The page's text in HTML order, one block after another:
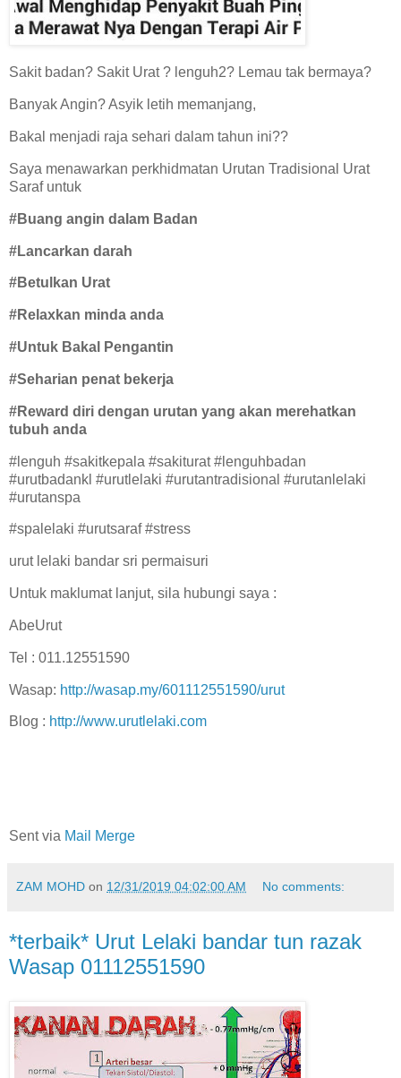
Sakit badan? Sakit Urat ? lenguh2? Lemau tak bermaya?
Banyak Angin? Asyik letih memanjang,
Bakal menjadi raja sehari dalam tahun ini??
Saya menawarkan perkhidmatan Urutan Tradisional Urat
Saraf untuk
#Buang angin dalam Badan
#Lancarkan darah
#Betulkan Urat
#Relaxkan minda anda
#Untuk Bakal Pengantin
#Seharian penat bekerja
#Reward diri dengan urutan yang akan merehatkan
tubuh anda
#lenguh #sakitkepala #sakiturat #lenguhbadan
#urutbadankl #urutlelaki #urutantradisional #urutanlelaki
#urutanspa
#spalelaki #urutsaraf #stress
urut lelaki bandar sri permaisuri
Untuk maklumat lanjut, sila hubungi saya :
AbeUrut
Tel : 011.12551590
Wasap: http://wasap.my/601112551590/urut
Blog : http://www.urutlelaki.com
Sent via Mail Merge
ZAM MOHD on 12/31/2019 04:02:00 AM No comments:
*terbaik* Urut Lelaki bandar tun razak
Wasap 01112551590